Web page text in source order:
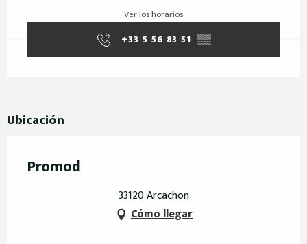
Ver los horarios
+33 5 56 83 51 ▒▒
Ubicación
Promod
33120 Arcachon
Cómo llegar